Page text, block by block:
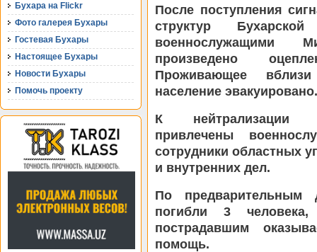
Бухара на Flickr
Фото галерея Бухары
Гостевая Бухары
Настоящее Бухары
Новости Бухары
Помочь проекту
После поступления
структур
военнослужащими
произведено
Проживающее
население эвакуировано.
К нейтрализации
привлечены
сотрудники областных
и внутренних дел.
По предварительным
погибли 3
пострадавшим
помощь.